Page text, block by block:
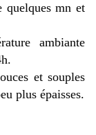
quelques mn et
ambiante
et souples
plus épaisses.